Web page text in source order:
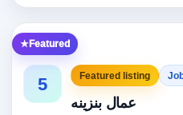
Featured
5 Featured listing
عمال بنزينه